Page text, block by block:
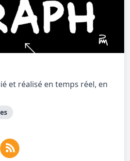
et réalisé en temps réel, en